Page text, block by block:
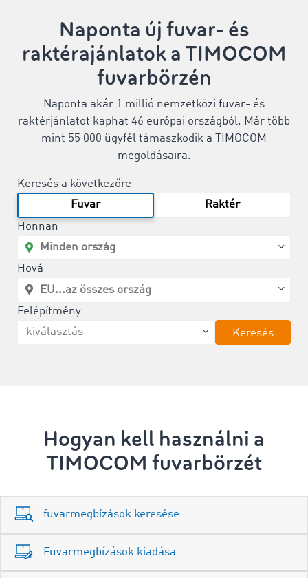
Naponta új fuvar- és
raktérajánlatok a TIMOCOM
fuvarbörzén
Naponta akár 1 millió nemzetközi fuvar- és
raktérjánlatot kaphat 46 európai országból. Már több
mint 55 000 ügyfél támaszkodik a TIMOCOM
megoldásaira.
Keresés a következőre
Fuvar
Raktér
Honnan
Hová
Felépítmény
Keresés
Hogyan kell használni a
TIMOCOM fuvarbörzét
fuvarmegbízások keresése
Fuvarmegbízások kiadása